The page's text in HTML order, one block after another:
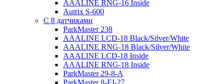
AAALINE RNG-16 Inside
Autrix S-600
С 8 датчиками
ParkMaster 238
AAALINE LCD-18 Black/Silver/White
AAALINE RNG-18 Black/Silver/White
AAALINE LCD-18 Inside
AAALINE RNG-18 Inside
ParkMaster 29-8-A
ParkMaster 8-FJ-27